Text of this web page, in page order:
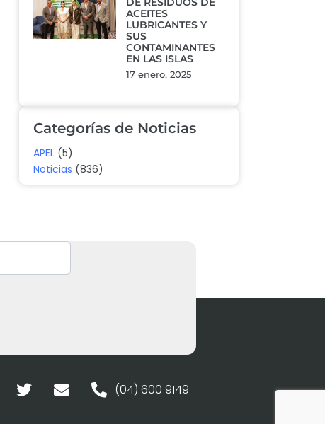
ACEITES
LUBRICANTES Y
SUS
CONTAMINANTES
EN LAS ISLAS
17 enero, 2025
Categorías de Noticias
APEL(5)
Noticias (836)
(04) 600 9149